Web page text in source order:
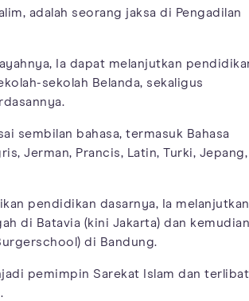
adalah seorang jaksa di Pengadilan
Ia dapat melanjutkan
sekolah Belanda, sekaligus
sembilan bahasa, termasuk Bahasa
Jerman, Prancis, Latin, Turki, Jepang,
pendidikan dasarnya, Ia melanjutkan
di Batavia (kini Jakarta) dan kemudian
di Bandung.
pemimpin Sarekat Islam dan terlibat